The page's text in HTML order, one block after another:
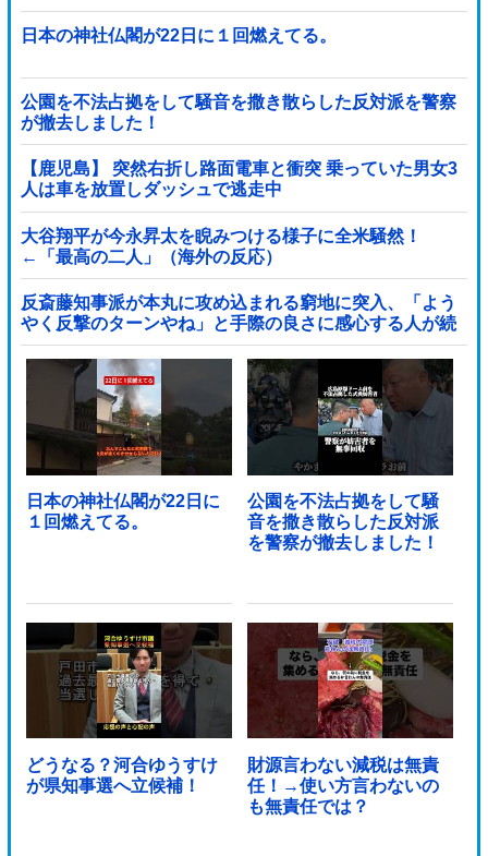
日本の神社仏閣が22日に１回燃えてる。
公園を不法占拠をして騒音を撒き散らした反対派を警察
が撤去しました！
【鹿児島】 突然右折し路面電車と衝突 乗っていた男女3
人は車を放置しダッシュで逃走中
大谷翔平が今永昇太を睨みつける様子に全米騒然！
←「最高の二人」（海外の反応）
反斎藤知事派が本丸に攻め込まれる窮地に突入、「よう
やく反撃のターンやね」と手際の良さに感心する人が続
出中他
日本の神社仏閣が22日に
１回燃えてる。
公園を不法占拠をして騒
音を撒き散らした反対派
を警察が撤去しました！
どうなる？河合ゆうすけ
が県知事選へ立候補！
財源言わない減税は無責
任！→使い方言わないの
も無責任では？